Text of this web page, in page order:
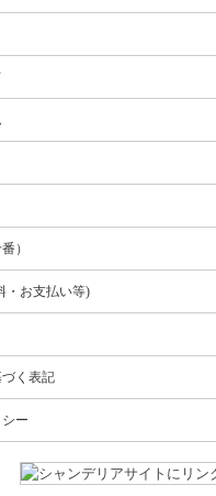
）
・お支払い等)
く表記
ー